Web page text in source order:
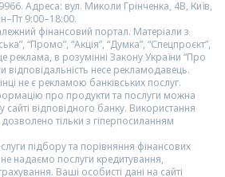
Адреса: вул. Миколи Грінченка, 4В, Київ,
9:00–18:00.
фінансовий портал. Матеріали з
“Промо”, “Акція”, “Думка”, “Спецпроєкт”,
реклама, в розумінні Закону України “Про
відповідальність несе рекламодавець.
не є рекламою банківських послуг.
про продукти та послуги можна
відповідного банку. Використання
дозволено тільки з гіперпосиланням
підбору та порівняння фінансових
надаємо послуги кредитування,
Ваші особисті дані на сайті